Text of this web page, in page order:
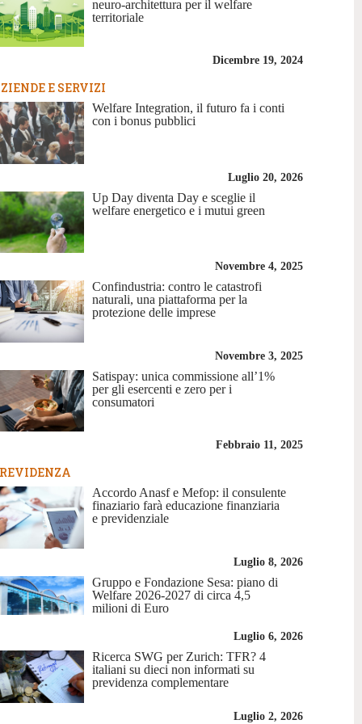
neuro-architettura per il welfare
territoriale
Dicembre 19, 2024
E SERVIZI
Welfare Integration, il futuro fa i conti
con i bonus pubblici
Luglio 20, 2026
Up Day diventa Day e sceglie il
welfare energetico e i mutui green
Novembre 4, 2025
Confindustria: contro le catastrofi
naturali, una piattaforma per la
protezione delle imprese
Novembre 3, 2025
Satispay: unica commissione all’1%
per gli esercenti e zero per i
consumatori
Febbraio 11, 2025
Accordo Anasf e Mefop: il consulente
finaziario farà educazione finanziaria
e previdenziale
Luglio 8, 2026
Gruppo e Fondazione Sesa: piano di
Welfare 2026-2027 di circa 4,5
milioni di Euro
Luglio 6, 2026
Ricerca SWG per Zurich: TFR? 4
italiani su dieci non informati su
previdenza complementare
Luglio 2, 2026